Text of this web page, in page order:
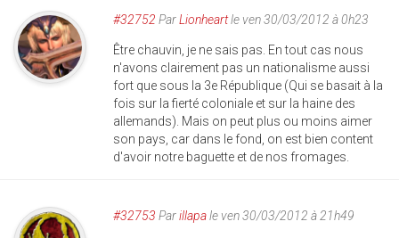
#32752 ParLionheartle ven 30/03/2012 à 0h23
Être chauvin, je ne sais pas. En tout cas nous
n'avons clairement pas un nationalisme aussi
fort que sous la 3e République (Qui se basait à la
fois sur la fierté coloniale et sur la haine des
allemands). Mais on peut plus ou moins aimer
son pays, car dans le fond, on est bien content
d'avoir notre baguette et de nos fromages.
#32753 Parillapale ven 30/03/2012 à 21h49